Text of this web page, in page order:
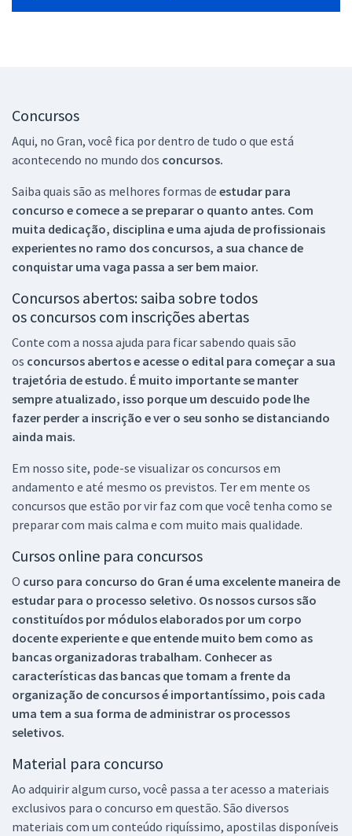
Concursos
Aqui, no Gran, você fica por dentro de tudo o que está
acontecendo no mundo dos concursos.
Saiba quais são as melhores formas de estudar para
concurso e comece a se preparar o quanto antes. Com
muita dedicação, disciplina e uma ajuda de profissionais
experientes no ramo dos concursos, a sua chance de
conquistar uma vaga passa a ser bem maior.
Concursos abertos: saiba sobre todos
os concursos com inscrições abertas
Conte com a nossa ajuda para ficar sabendo quais são
os concursos abertos e acesse o edital para começar a sua
trajetória de estudo. É muito importante se manter
sempre atualizado, isso porque um descuido pode lhe
fazer perder a inscrição e ver o seu sonho se distanciando
ainda mais.
Em nosso site, pode-se visualizar os concursos em
andamento e até mesmo os previstos. Ter em mente os
concursos que estão por vir faz com que você tenha como se
preparar com mais calma e com muito mais qualidade.
Cursos online para concursos
O curso para concurso do Gran é uma excelente maneira de
estudar para o processo seletivo. Os nossos cursos são
constituídos por módulos elaborados por um corpo
docente experiente e que entende muito bem como as
bancas organizadoras trabalham. Conhecer as
características das bancas que tomam a frente da
organização de concursos é importantíssimo, pois cada
uma tem a sua forma de administrar os processos
seletivos.
Material para concurso
Ao adquirir algum curso, você passa a ter acesso a materiais
exclusivos para o concurso em questão. São diversos
materiais com um conteúdo riquíssimo, apostilas disponíveis